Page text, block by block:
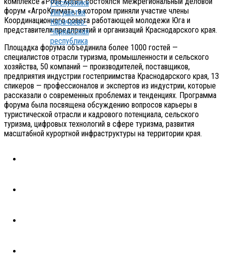
Республика
Ингушетия
Карачаево-
Черкесская
республика
форум «АгроКлимат», в котором приняли участие члены
Координационного совета работающей молодежи Юга и
представители предприятий и организаций Краснодарского края.
Площадка форума объединила более 1000 гостей —
специалистов отрасли туризма, промышленности и сельского
хозяйства, 50 компаний — производителей, поставщиков,
предприятия индустрии гостеприимства Краснодарского края, 13
спикеров — профессионалов и экспертов из индустрии, которые
рассказали о современных проблемах и тенденциях. Программа
форума была посвящена обсуждению вопросов карьеры в
туристической отрасли и кадрового потенциала, сельского
туризма, цифровых технологий в сфере туризма, развития
масштабной курортной инфраструктуры на территории края.